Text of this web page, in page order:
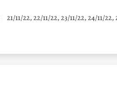
21/11/22, 22/11/22, 23/11/22, 24/11/22,